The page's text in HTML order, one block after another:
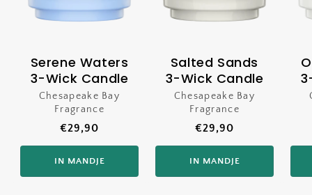
Serene Waters
3-Wick Candle
Verkoper:
Chesapeake Bay
Fragrance
Normale
prijs
€29,90
IN MANDJE
Salted Sands
3-Wick Candle
Verkoper:
Chesapeake Bay
Fragrance
Normale
prijs
€29,90
IN MANDJE